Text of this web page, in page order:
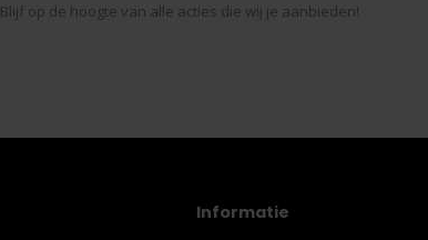
Blijf op de hoogte van alle acties die wij je aanbieden!
Informatie